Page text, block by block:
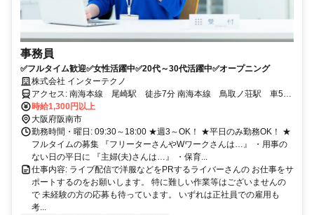
事務員
✅フルタイム歓迎✅女性活躍中✅20代～30代活躍中✅オープニング
株式会社 インターテクノ
アクセス: 南海本線 尾崎駅 徒歩7分 南海本線 鳥取ノ荘駅 車5分
南海本線 樽井駅 車10分
時給1,300円以上
大阪府阪南市
勤務時間・曜日: 09:30～18:00 ★週3～OK！ ★平日のみ勤務OK！ ★
フルタイムの募集 『フリーターさんやWワークさんは…』 ・用事の
ない日の平日に 『主婦(夫)さんは…』 ・保育...
仕事内容: ライブ配信で洋服などをPRするライバーさんの お仕事をサ
ポートするのをお願いします。 特に難しい作業等はございませんの
で 未経験の方の応募も待っています。 いずれは正社員での雇用も
考...